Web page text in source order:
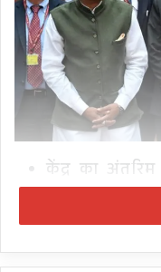
केंद्र का
सर्वस्पर्शी
वंचितों के